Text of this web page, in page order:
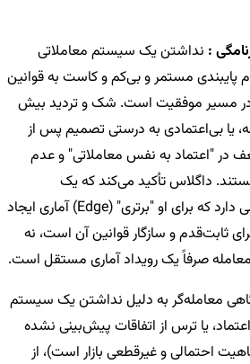
: نداشتن یک سیستم معاملاتی
پایبندی مستمر و بی‌کم و کاست به قوانین
در مسیر موفقیت است. شک و تردید بیش
یا بی‌اعتمادی به درستی تصمیم پس از
در "اعتماد به نفس معاملاتی" و عدم
داگلاس تأکید می‌کند که یک
معامله‌گر منضبط، سیستمی دارد که برای او "برتری" (Edge) آماری ایجاد
ثابت‌قدم و سازگار قوانین آن است، نه
صرفاً یک رویداد آماری مستقل است.
معامله‌گر به دلیل نداشتن یک سیستم
یا ترس از اتفاقات پیش‌بینی نشده
احتمالی و غیرقطعی بازار است)، از